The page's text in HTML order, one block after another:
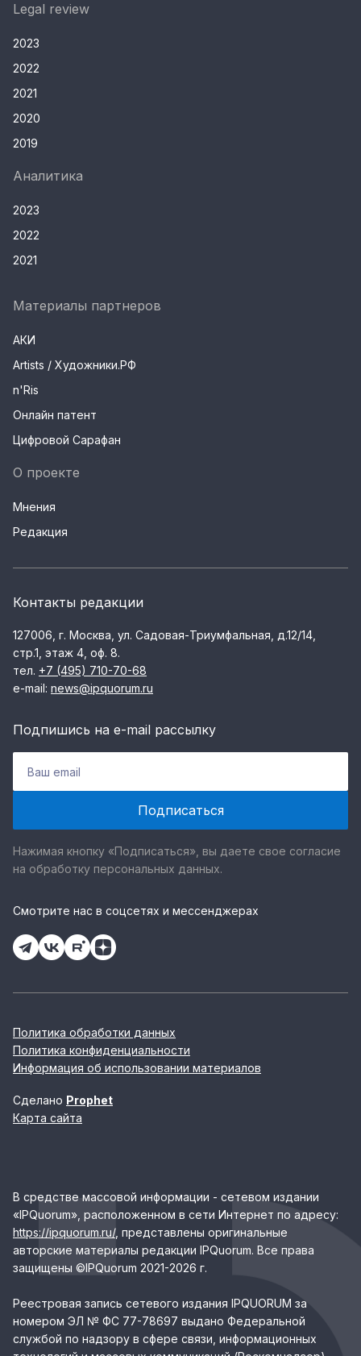
Legal review
2023
2022
2021
2020
2019
Аналитика
2023
2022
2021
Материалы партнеров
АКИ
Artists / Художники.РФ
n'Ris
Онлайн патент
Цифровой Сарафан
О проекте
Мнения
Редакция
Контакты редакции
127006, г. Москва, ул. Садовая-Триумфальная, д.12/14,
стр.1, этаж 4, оф. 8.
тел. +7 (495) 710-70-68
e-mail: news@ipquorum.ru
Подпишись на e-mail рассылку
Нажимая кнопку «Подписаться», вы даете свое согласие
на обработку персональных данных.
Смотрите нас в соцсетях и мессенджерах
Политика обработки данных
Политика конфиденциальности
Информация об использовании материалов
Сделано Prophet
Карта сайта
В средстве массовой информации - сетевом издании
«IPQuorum», расположенном в сети Интернет по адресу:
https://ipquorum.ru/, представлены оригинальные
авторские материалы редакции IPQuorum. Все права
защищены ©IPQuorum 2021-2026 г.
Реестровая запись сетевого издания IPQUORUM за
номером ЭЛ № ФС 77-78697 выдано Федеральной
службой по надзору в сфере связи, информационных